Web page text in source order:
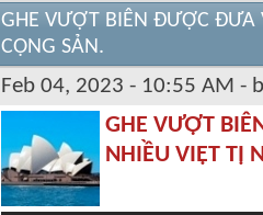
GHE VƯỢT BIÊN ĐƯỢC ĐƯA
CỘNG SẢN.
Feb 04, 2023 - 10:55 AM -
GHE VƯỢT
NHIỀU VIỆT TỊ